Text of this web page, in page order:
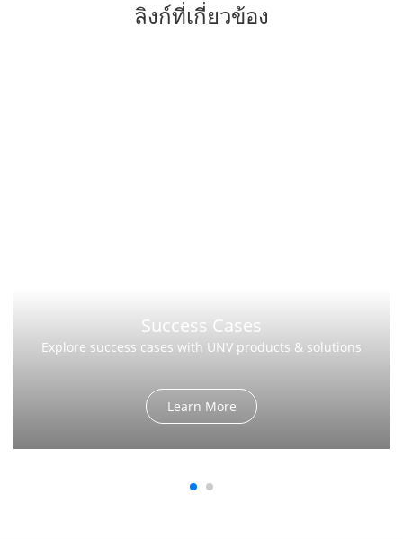
ลิงก์ที่เกี่ยวข้อง
Success Cases
Explore success cases with UNV products & solutions
Learn More